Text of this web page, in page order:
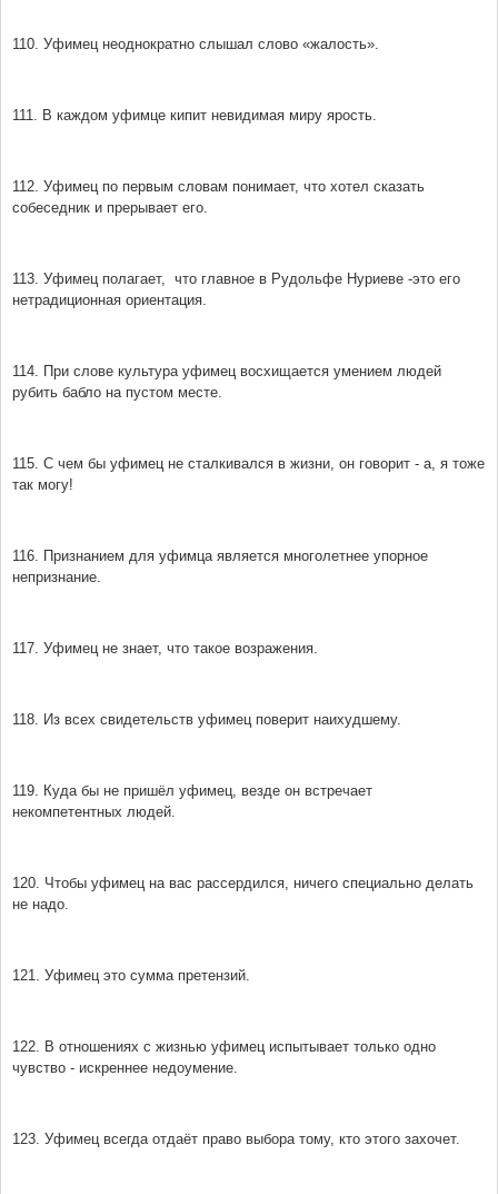
110. Уфимец неоднократно слышал слово «жалость».
111. В каждом уфимце кипит невидимая миру ярость.
112. Уфимец по первым словам понимает, что хотел сказать
собеседник и прерывает его.
113. Уфимец полагает, что главное в Рудольфе Нуриеве -это его
нетрадиционная ориентация.
114. При слове культура уфимец восхищается умением людей
рубить бабло на пустом месте.
115. С чем бы уфимец не сталкивался в жизни, он говорит - а, я тоже
так могу!
116. Признанием для уфимца является многолетнее упорное
непризнание.
117. Уфимец не знает, что такое возражения.
118. Из всех свидетельств уфимец поверит наихудшему.
119. Куда бы не пришёл уфимец, везде он встречает
некомпетентных людей.
120. Чтобы уфимец на вас рассердился, ничего специально делать
не надо.
121. Уфимец это сумма претензий.
122. В отношениях с жизнью уфимец испытывает только одно
чувство - искреннее недоумение.
123. Уфимец всегда отдаёт право выбора тому, кто этого захочет.